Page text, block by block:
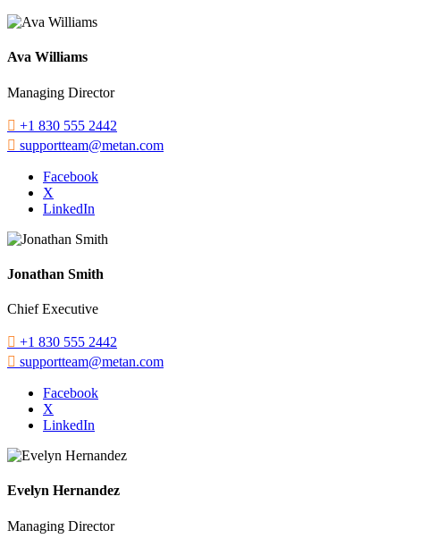
Ava Williams
Managing Director
 +1 830 555 2442
 supportteam@metan.com
Facebook
X
LinkedIn
Jonathan Smith
Chief Executive
 +1 830 555 2442
 supportteam@metan.com
Facebook
X
LinkedIn
Evelyn Hernandez
Managing Director